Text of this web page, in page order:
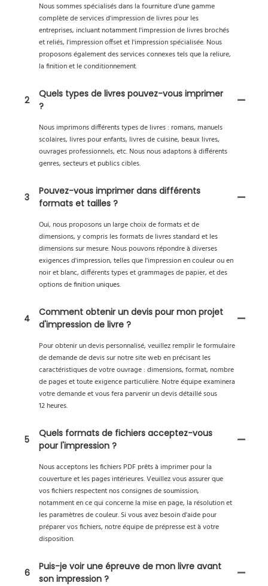
Nous sommes spécialisés dans la fourniture d'une gamme
complète de services d'impression de livres pour les
entreprises, incluant notamment l'impression de livres brochés
et reliés, l'impression offset et l'impression spécialisée. Nous
proposons également des services connexes tels que la reliure,
la finition et le conditionnement.
2
Quels types de livres pouvez-vous imprimer
?
Nous imprimons différents types de livres : romans, manuels
scolaires, livres pour enfants, livres de cuisine, beaux livres,
ouvrages professionnels, etc. Nous nous adaptons à différents
genres, secteurs et publics cibles.
3
Pouvez-vous imprimer dans différents
formats et tailles ?
Oui, nous proposons un large choix de formats et de
dimensions, y compris les formats de livres standard et les
dimensions sur mesure. Nous pouvons répondre à diverses
exigences d'impression, telles que l'impression en couleur ou en
noir et blanc, différents types et grammages de papier, et des
options de finition uniques.
4
Comment obtenir un devis pour mon projet
d'impression de livre ?
Pour obtenir un devis personnalisé, veuillez remplir le formulaire
de demande de devis sur notre site web en précisant les
caractéristiques de votre ouvrage : dimensions, format, nombre
de pages et toute exigence particulière. Notre équipe examinera
votre demande et vous fera parvenir un devis détaillé sous
12 heures.
5
Quels formats de fichiers acceptez-vous
pour l'impression ?
Nous acceptons les fichiers PDF prêts à imprimer pour la
couverture et les pages intérieures. Veuillez vous assurer que
vos fichiers respectent nos consignes de soumission,
notamment en ce qui concerne la mise en page, la résolution et
les paramètres de couleur. Si vous avez besoin d'aide pour
préparer vos fichiers, notre équipe de prépresse est à votre
disposition.
6
Puis-je voir une épreuve de mon livre avant
son impression ?